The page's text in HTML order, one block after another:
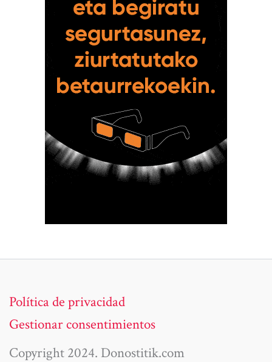
Política de privacidad
Gestionar consentimientos
Copyright 2024. Donostitik.com